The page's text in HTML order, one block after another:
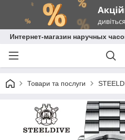
Интернет-магазин наручных
Товари та послуги